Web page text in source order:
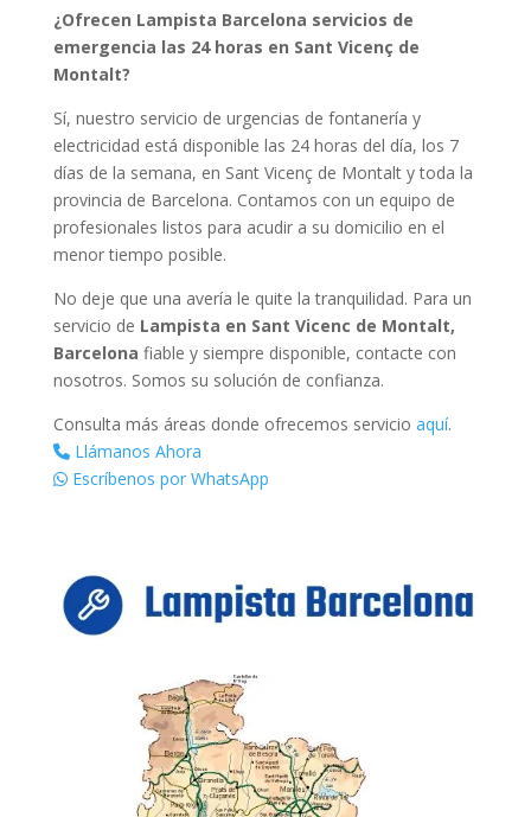
¿Ofrecen Lampista Barcelona servicios de
emergencia las 24 horas en Sant Vicenç de
Montalt?
Sí, nuestro servicio de urgencias de fontanería y
electricidad está disponible las 24 horas del día, los 7
días de la semana, en Sant Vicenç de Montalt y toda la
provincia de Barcelona. Contamos con un equipo de
profesionales listos para acudir a su domicilio en el
menor tiempo posible.
No deje que una avería le quite la tranquilidad. Para un
servicio de Lampista en Sant Vicenc de Montalt,
Barcelona fiable y siempre disponible, contacte con
nosotros. Somos su solución de confianza.
Consulta más áreas donde ofrecemos servicio aquí.
Llámanos Ahora
Escríbenos por WhatsApp